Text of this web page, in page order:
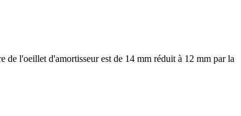
de l'oeillet d'amortisseur est de 14 mm réduit à 12 mm par la